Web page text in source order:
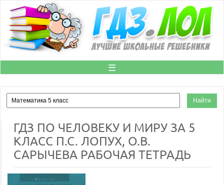
☰
ГДЗ ПО ЧЕЛОВЕКУ И МИРУ ЗА 5
КЛАСС П.С. ЛОПУХ, О.В.
САРЫЧЕВА РАБОЧАЯ ТЕТРАДЬ